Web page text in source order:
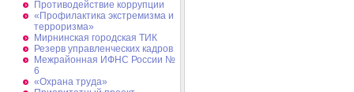
Противодействие коррупции
«Профилактика экстремизма и
терроризма»
Мирнинская городская ТИК
Резерв управленческих кадров
Межрайонная ИФНС России №
6
«Охрана труда»